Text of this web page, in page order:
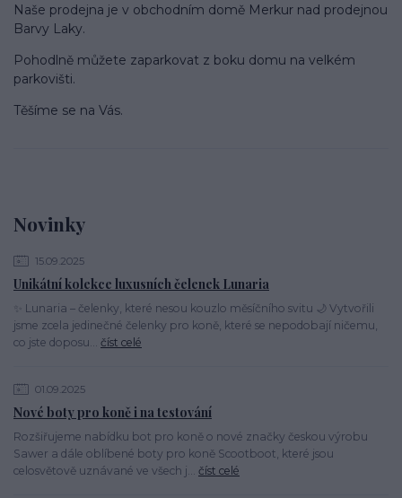
Novinky
15.09.2025
Unikátní kolekce luxusních čelenek Lunaria
✨ Lunaria – čelenky, které nesou kouzlo měsíčního svitu 🌙 Vytvořili
jsme zcela jedinečné čelenky pro koně, které se nepodobají ničemu,
co jste doposu... číst celé
01.09.2025
Nové boty pro koně i na testování
Rozšiřujeme nabídku bot pro koně o nové značky českou výrobu
Sawer a dále oblíbené boty pro koně Scootboot, které jsou
celosvětově uznávané ve všech j... číst celé
Naše prodejna je v obchodním domě Merkur nad prodejnou
Barvy Laky.
Pohodlně můžete zaparkovat z boku domu na velkém
parkovišti.
Těšíme se na Vás.